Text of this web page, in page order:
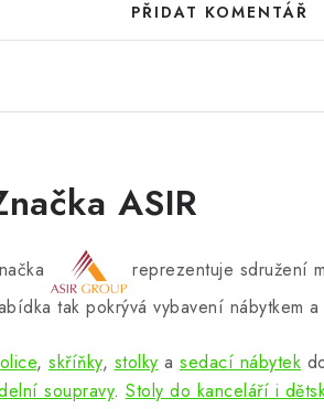
PŘIDAT KOMENTÁŘ
ASIR
reprezentuje sdružení
tak pokrývá vybavení nábytkem
, skříňky, stolky a sedací nábytek
soupravy. Stoly do kanceláří i